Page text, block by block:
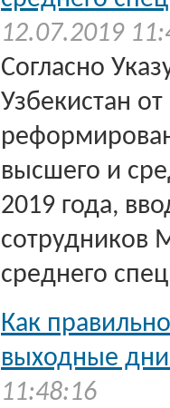
12.07.2019
Согласно
Узбекистан
высшего и
2019 года,
сотрудников
среднего
Как
выходные дни
11:48:16